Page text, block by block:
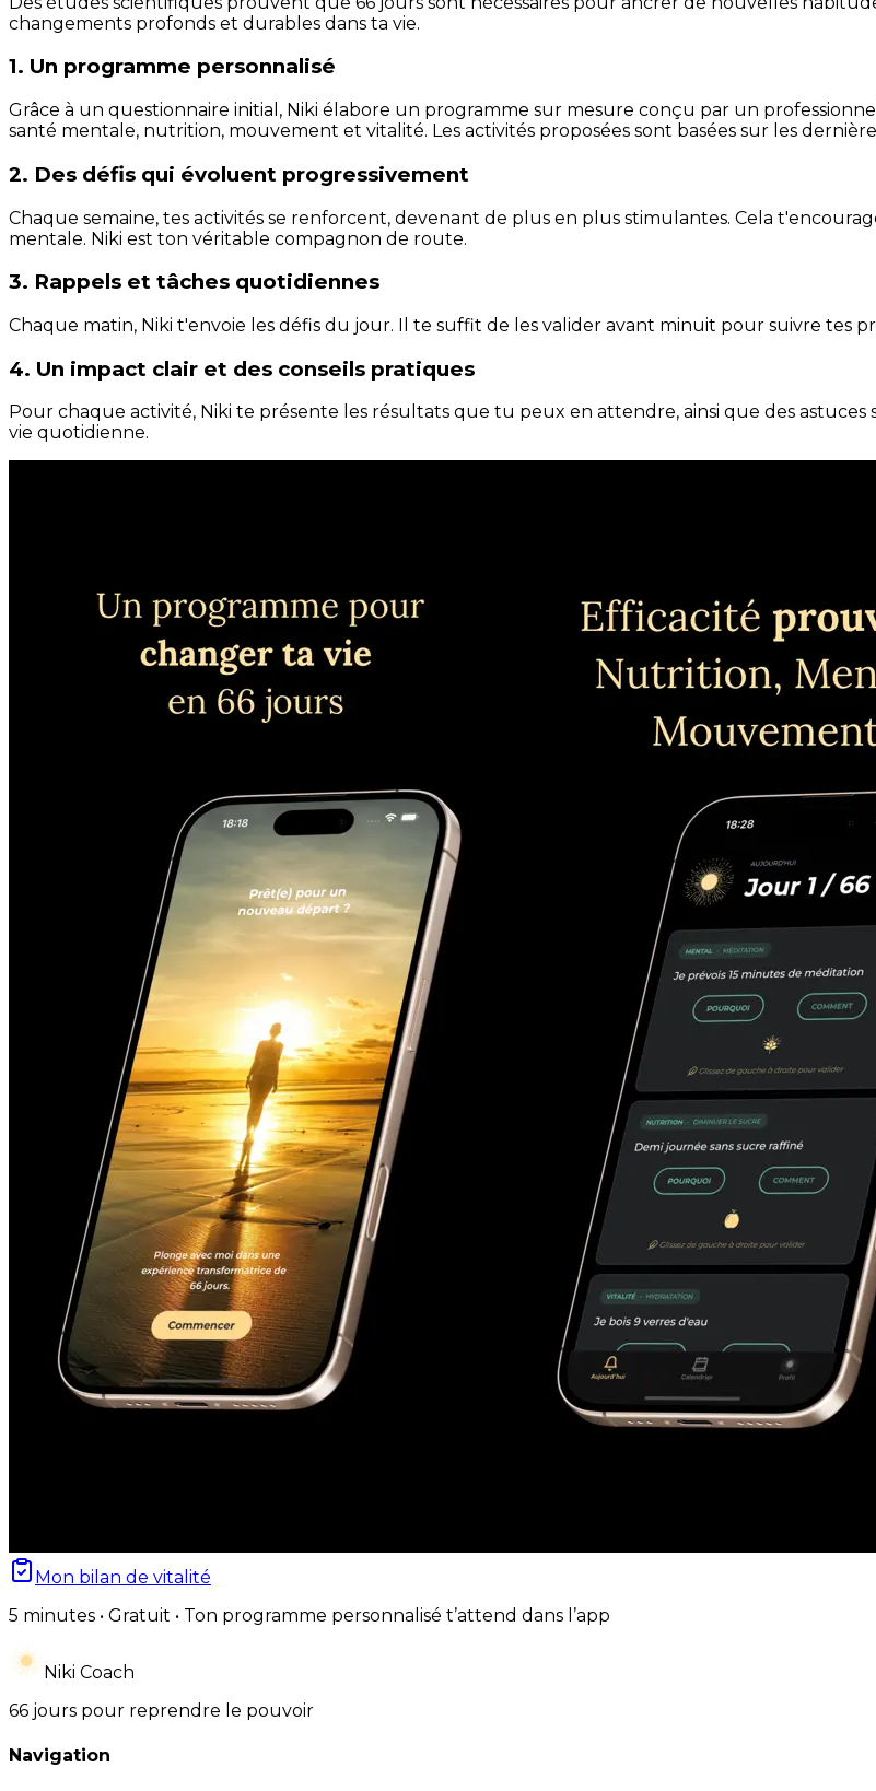
changements profonds et durables dans ta vie.
1. Un programme personnalisé
Grâce à un questionnaire initial, Niki élabore un programme sur mesure conçu par un
santé mentale, nutrition, mouvement et vitalité. Les activités proposées sont basées sur les
2. Des défis qui évoluent progressivement
Chaque semaine, tes activités se renforcent, devenant de plus en plus stimulantes. Cela
mentale. Niki est ton véritable compagnon de route.
3. Rappels et tâches quotidiennes
Chaque matin, Niki t'envoie les défis du jour. Il te suffit de les valider avant minuit pour suivre tes
4. Un impact clair et des conseils pratiques
Pour chaque activité, Niki te présente les résultats que tu peux en attendre, ainsi que des
vie quotidienne.
Mon bilan de vitalité
5 minutes • Gratuit • Ton programme personnalisé t’attend dans l’app
Niki Coach
66 jours pour reprendre le pouvoir
Navigation